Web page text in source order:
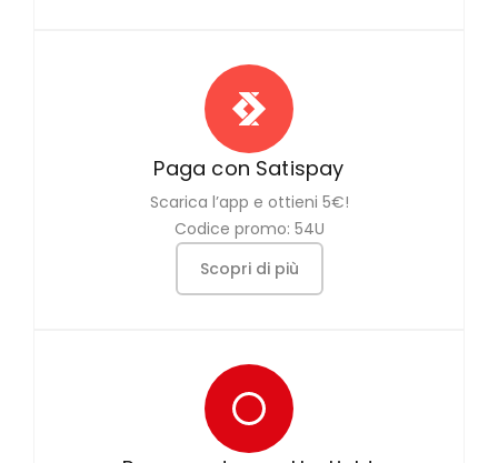
Paga con Satispay
Scarica l’app e ottieni 5€!
Codice promo: 54U
Scopri di più